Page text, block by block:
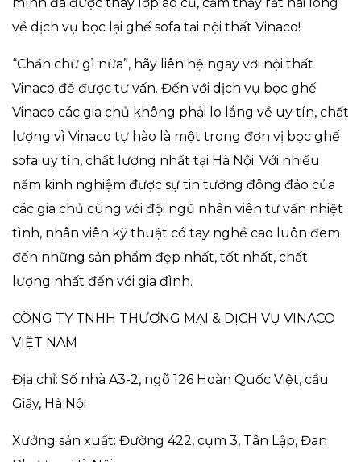
về dịch vụ bọc lại ghế sofa tại nội thất Vinaco!
“Chần chừ gì nữa”, hãy liên hệ ngay với nội thất
Vinaco để được tư vấn. Đến với dịch vụ bọc ghế
Vinaco các gia chủ không phải lo lắng về uy tín, chất
lượng vì Vinaco tự hào là một trong đơn vị bọc ghế
sofa uy tín, chất lượng nhất tại Hà Nội. Với nhiều
năm kinh nghiệm được sự tin tưởng đông đảo của
các gia chủ cùng với đội ngũ nhân viên tư vấn nhiệt
tình, nhân viên kỹ thuật có tay nghề cao luôn đem
đến những sản phẩm đẹp nhất, tốt nhất, chất
lượng nhất đến với gia đình.
CÔNG TY TNHH THƯƠNG MẠI & DỊCH VỤ VINACO
VIỆT NAM
Địa chỉ: Số nhà A3-2, ngõ 126 Hoàn Quốc Việt, cầu
Giấy, Hà Nội
Xưởng sản xuất: Đường 422, cụm 3, Tân Lập, Đan